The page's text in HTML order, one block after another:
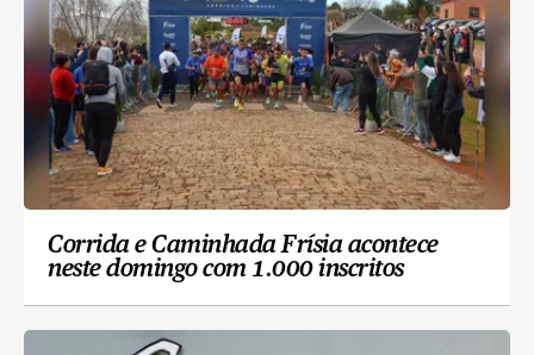
Corrida e Caminhada Frísia acontece
neste domingo com 1.000 inscritos